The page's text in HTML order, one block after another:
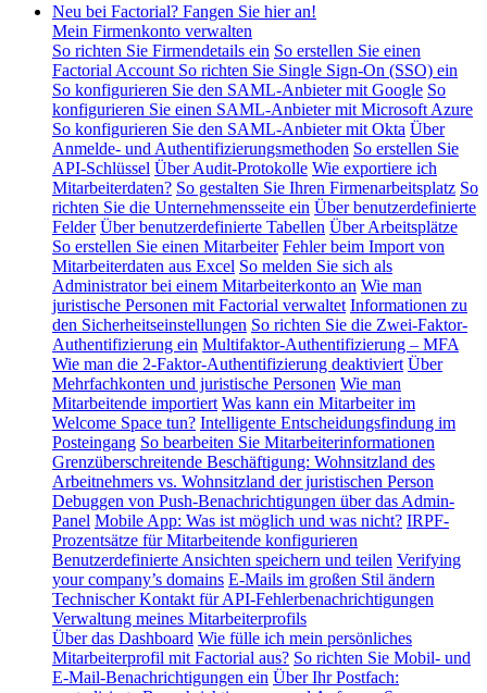
Neu bei Factorial? Fangen Sie hier an!
Mein Firmenkonto verwalten
So richten Sie Firmendetails ein So erstellen Sie einen
Factorial Account So richten Sie Single Sign-On (SSO) ein
So konfigurieren Sie den SAML-Anbieter mit Google So
konfigurieren Sie einen SAML-Anbieter mit Microsoft Azure
So konfigurieren Sie den SAML-Anbieter mit Okta Über
Anmelde- und Authentifizierungsmethoden So erstellen Sie
API-Schlüssel Über Audit-Protokolle Wie exportiere ich
Mitarbeiterdaten? So gestalten Sie Ihren Firmenarbeitsplatz So
richten Sie die Unternehmensseite ein Über benutzerdefinierte
Felder Über benutzerdefinierte Tabellen Über Arbeitsplätze
So erstellen Sie einen Mitarbeiter Fehler beim Import von
Mitarbeiterdaten aus Excel So melden Sie sich als
Administrator bei einem Mitarbeiterkonto an Wie man
juristische Personen mit Factorial verwaltet Informationen zu
den Sicherheitseinstellungen So richten Sie die Zwei-Faktor-
Authentifizierung ein Multifaktor-Authentifizierung – MFA
Wie man die 2-Faktor-Authentifizierung deaktiviert Über
Mehrfachkonten und juristische Personen Wie man
Mitarbeitende importiert Was kann ein Mitarbeiter im
Welcome Space tun? Intelligente Entscheidungsfindung im
Posteingang So bearbeiten Sie Mitarbeiterinformationen
Grenzüberschreitende Beschäftigung: Wohnsitzland des
Arbeitnehmers vs. Wohnsitzland der juristischen Person
Debuggen von Push-Benachrichtigungen über das Admin-
Panel Mobile App: Was ist möglich und was nicht? IRPF-
Prozentsätze für Mitarbeitende konfigurieren
Benutzerdefinierte Ansichten speichern und teilen Verifying
your company’s domains E-Mails im großen Stil ändern
Technischer Kontakt für API-Fehlerbenachrichtigungen
Verwaltung meines Mitarbeiterprofils
Über das Dashboard Wie fülle ich mein persönliches
Mitarbeiterprofil mit Factorial aus? So richten Sie Mobil- und
E-Mail-Benachrichtigungen ein Über Ihr Postfach: